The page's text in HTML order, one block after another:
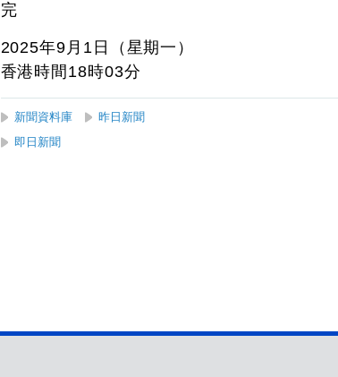
完
2025年9月1日（星期一）
香港時間18時03分
新聞資料庫 昨日新聞
即日新聞